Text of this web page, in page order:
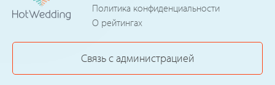
Политика конфиденциальности
О рейтингах
Связь с администрацией